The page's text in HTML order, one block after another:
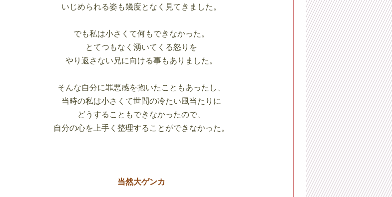
いじめられる姿も幾度となく見てきました。
でも私は小さくて何もできなかった。
とてつもなく湧いてくる怒りを
やり返さない兄に向ける事もありました。
そんな自分に罪悪感を抱いたこともあったし、
当時の私は小さくて世間の冷たい風当たりに
どうすることもできなかったので、
自分の心を上手く整理することができなかった。
当然大ゲンカ